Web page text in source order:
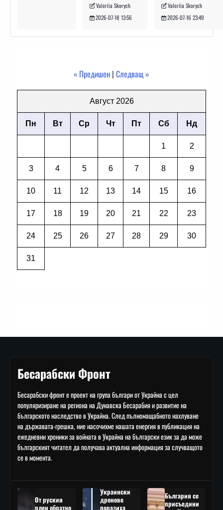
Valeriia Skorych
2026-07-18 13:56
Valeriia Skorych
2026-07-16 23:49
« Предишен | Следващ »
Август 2026
Пн Вт Ср Чт Пт Сб Нд
1 2
3 4 5 6 7 8 9
10 11 12 13 14 15 16
17 18 19 20 21 22 23
24 25 26 27 28 29 30
31
Бесарабски Фронт
Бесарабски фронт е проект на група българи от Украйна с цел
популяризиране на региона на Дунавска Бесарабия и развитие на
българското наследство в Украйна. След пълномащабното нахлуване
на държавата-грешка, ние насочихме нашата енергия в публикация на
ежедневни хроники за войната в Украйна на български език за да може
българският читател да получава актуална информация за случващото
се в момента.
От руския
плен обратно
Украински
дронове
поразиха
България се
присъедини